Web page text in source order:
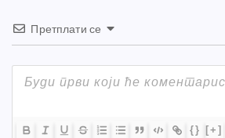
Претплати се
{} [+]